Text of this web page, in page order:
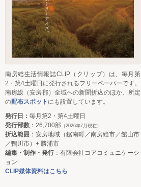
南房総生活情報誌CLIP（クリップ）は、毎月第
2・第4土曜日に発行されるフリーペーパーです。
南房総（安房郡）全域への新聞折込のほか、所定
の配布スポット にも設置しています。
発行日： 毎月第2・第4土曜日
発行部数 ：26,700部 （2026年7月現在）
折込範囲 ：安房地域（鋸南町／南房総市／館山市
／鴨川市）+ 勝浦市
編集・制作・発行：有限会社コアコミュニケーシ
ョン
CLIP媒体資料はこちら